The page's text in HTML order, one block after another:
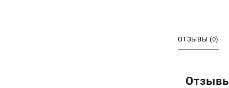
ОТЗЫВЫ (0)